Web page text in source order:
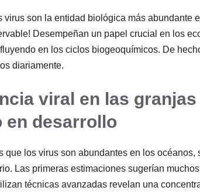
virus son la entidad biológica más abundante
Desempeñan un papel crucial en los
en los ciclos biogeoquímicos. De
diariamente.
viral en las
en desarrollo
que los virus son abundantes en los
Las primeras estimaciones sugerían
técnicas avanzadas revelan una